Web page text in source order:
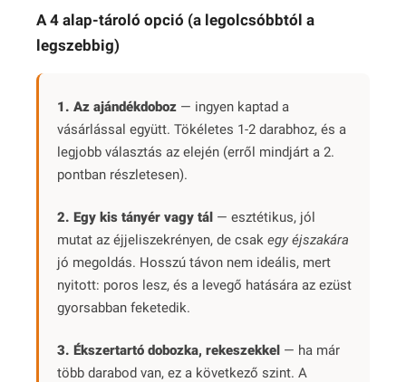
A 4 alap-tároló opció (a legolcsóbbtól a
legszebbig)
1. Az ajándékdoboz — ingyen kaptad a
vásárlással együtt. Tökéletes 1-2 darabhoz, és a
legjobb választás az elején (erről mindjárt a 2.
pontban részletesen).
2. Egy kis tányér vagy tál — esztétikus, jól
mutat az éjjeliszekrényen, de csak egy éjszakára
jó megoldás. Hosszú távon nem ideális, mert
nyitott: poros lesz, és a levegő hatására az ezüst
gyorsabban feketedik.
3. Ékszertartó dobozka, rekeszekkel — ha már
több darabod van, ez a következő szint. A